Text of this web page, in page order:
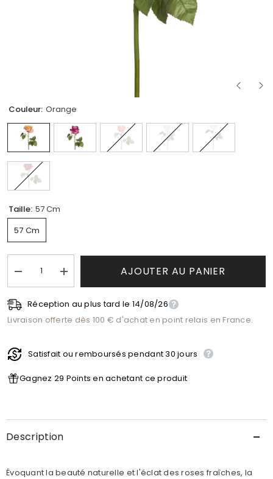
Couleur: Orange
Taille: 57 Cm
57 Cm
Réduire
la
de
Tige
de
la
de
de
AJOUTER AU PANIER
Réception au plus tard le 14/08/26 Informations de livraison
Livraison offerte dès 100 € d'achat en point relais en France.
Satisfait ou remboursés pendant 30 jours
Gagnez 29 Points en achetant ce produit
Description
Évoquant la beauté naturelle et l'éclat des roses fraîches, la